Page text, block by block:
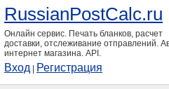
RussianPostCalc.ru
Онлайн сервис. Печать бланков, расчет
доставки, отслеживание отправлений.
интернет магазина. API.
Вход Регистрация